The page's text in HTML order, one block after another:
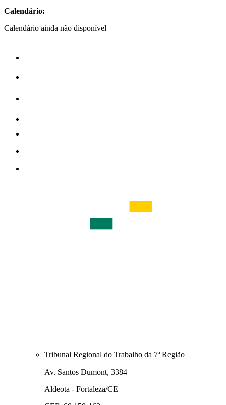
Calendário:
Calendário ainda não disponível
Tribunal Regional do Trabalho da 7ª Região
Av. Santos Dumont, 3384
Aldeota - Fortaleza/CE